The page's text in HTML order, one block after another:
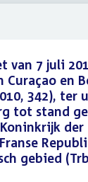
van 7 juli
en
342), ter
tot stand
der
gebied